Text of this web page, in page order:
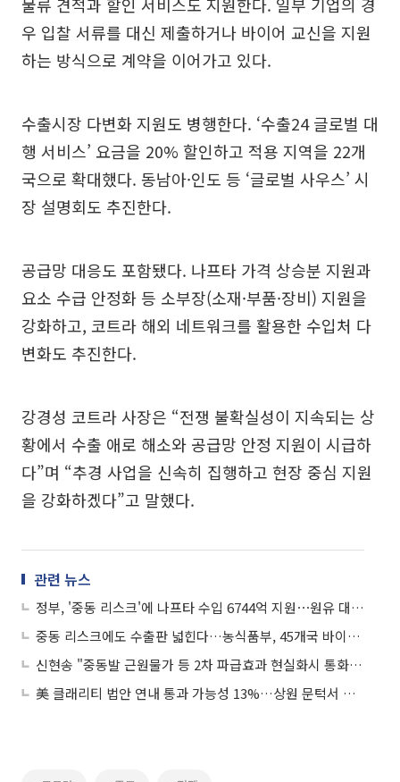
물류 견적과 할인 서비스도 지원한다. 일부 기업의 경
우 입찰 서류를 대신 제출하거나 바이어 교신을 지원
하는 방식으로 계약을 이어가고 있다.
수출시장 다변화 지원도 병행한다. ‘수출24 글로벌 대
행 서비스’ 요금을 20% 할인하고 적용 지역을 22개
국으로 확대했다. 동남아·인도 등 ‘글로벌 사우스’ 시
장 설명회도 추진한다.
공급망 대응도 포함됐다. 나프타 가격 상승분 지원과
요소 수급 안정화 등 소부장(소재·부품·장비) 지원을
강화하고, 코트라 해외 네트워크를 활용한 수입처 다
변화도 추진한다.
강경성 코트라 사장은 “전쟁 불확실성이 지속되는 상
황에서 수출 애로 해소와 공급망 안정 지원이 시급하
다”며 “추경 사업을 신속히 집행하고 현장 중심 지원
을 강화하겠다”고 말했다.
관련 뉴스
정부, '중동 리스크'에 나프타 수입 6744억 지원⋯원유 대체 운임 100% 보전
중동 리스크에도 수출판 넓힌다…농식품부, 45개국 바이어 불러 K-푸드+ 판로전
신현송 "중동발 근원물가 등 2차 파급효과 현실화시 통화정책 사용"
美 클래리티 법안 연내 통과 가능성 13%…상원 문턱서 제동